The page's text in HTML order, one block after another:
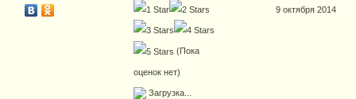
(Пока
оценок нет)
Загрузка...
9 октября 2014